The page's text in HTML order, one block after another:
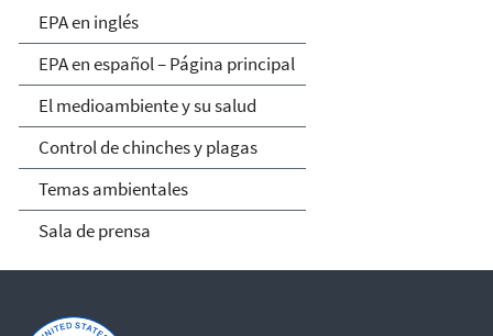
EPA en español
EPA en inglés
EPA en español – Página principal
El medioambiente y su salud
Control de chinches y plagas
Temas ambientales
Sala de prensa